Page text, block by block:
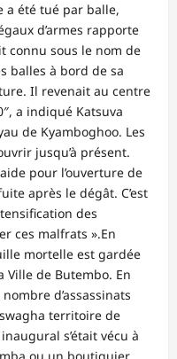
a été tué par balle,
d’armes rapporte
connu sous le nom de
balles à bord de sa
Il revenait au centre
a indiqué Katsuva
de Kyamboghoo. Les
jusqu’à présent.
pour l’ouverture de
après le dégât. C’est
des
ces malfrats ».En
mortelle est gardée
Ville de Butembo. En
d’assassinats
territoire de
s’était vécu à